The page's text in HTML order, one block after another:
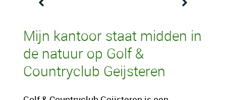
Een content intro tekst. Lorem ipsum dolor
sit amet, consectetur adipis cin elit. Nunc
purus libero, interdum sed blandit acp
retium facilisis turpis. Donec dictum neque
Mijn kantoor staat midden in
de natuur op Golf &
Countryclub Geijsteren